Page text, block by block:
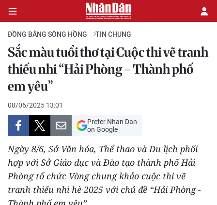
CHÍNH TRỊ
KINH TẾ
VĂN HÓA
XÃ HỘI
PHÁP LUẬT
DU LỊCH
ĐỒNG BẰNG SÔNG HỒNG TIN CHUNG
Sắc màu tuổi thơ tại Cuộc thi vẽ tranh
thiếu nhi “Hải Phòng - Thành phố
em yêu”
08/06/2025 13:01
Prefer Nhan Dan
on Google
Ngày 8/6, Sở Văn hóa, Thể thao và Du lịch phối
hợp với Sở Giáo dục và Đào tạo thành phố Hải
Phòng tổ chức Vòng chung khảo cuộc thi vẽ
tranh thiếu nhi hè 2025 với chủ đề “Hải Phòng -